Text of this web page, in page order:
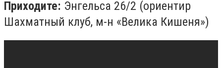
Приходите: Энгельса 26/2 (ориентир
Шахматный клуб, м-н «Велика Кишеня»)